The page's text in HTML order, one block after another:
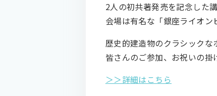
2人の初共著発売を記念した
会場は有名な「銀座ライオン
歴史的建造物のクラシックな
皆さんのご参加、お祝いの掛
＞＞詳細はこちら